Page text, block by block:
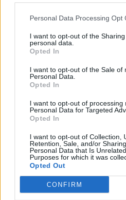
Personal Data Processing Opt
I want to opt-out of the
personal data.
Opted In
I want to opt-out of the Sale of
Personal Data.
Opted In
I want to opt-out of processing
Personal Data for Targeted
Opted In
I want to opt-out of Collection,
Retention, Sale, and/or
Personal Data that Is
Purposes for which it was
Opted Out
CONFIRM
Zpravodajství
Většina koupališť
Živohošti
Zpravodajství
Přibudou i tři
Zpravodajství
Středočeský kraj
Obce nově získají
vzniku odpadu